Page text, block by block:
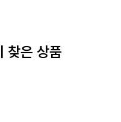
찾은 상품